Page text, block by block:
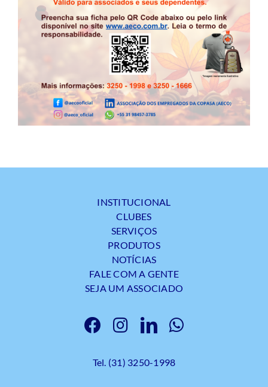
INSTITUCIONAL
CLUBES
SERVIÇOS
PRODUTOS
NOTÍCIAS
FALE COM A GENTE
SEJA UM ASSOCIADO
Tel. (31) 3250-1998